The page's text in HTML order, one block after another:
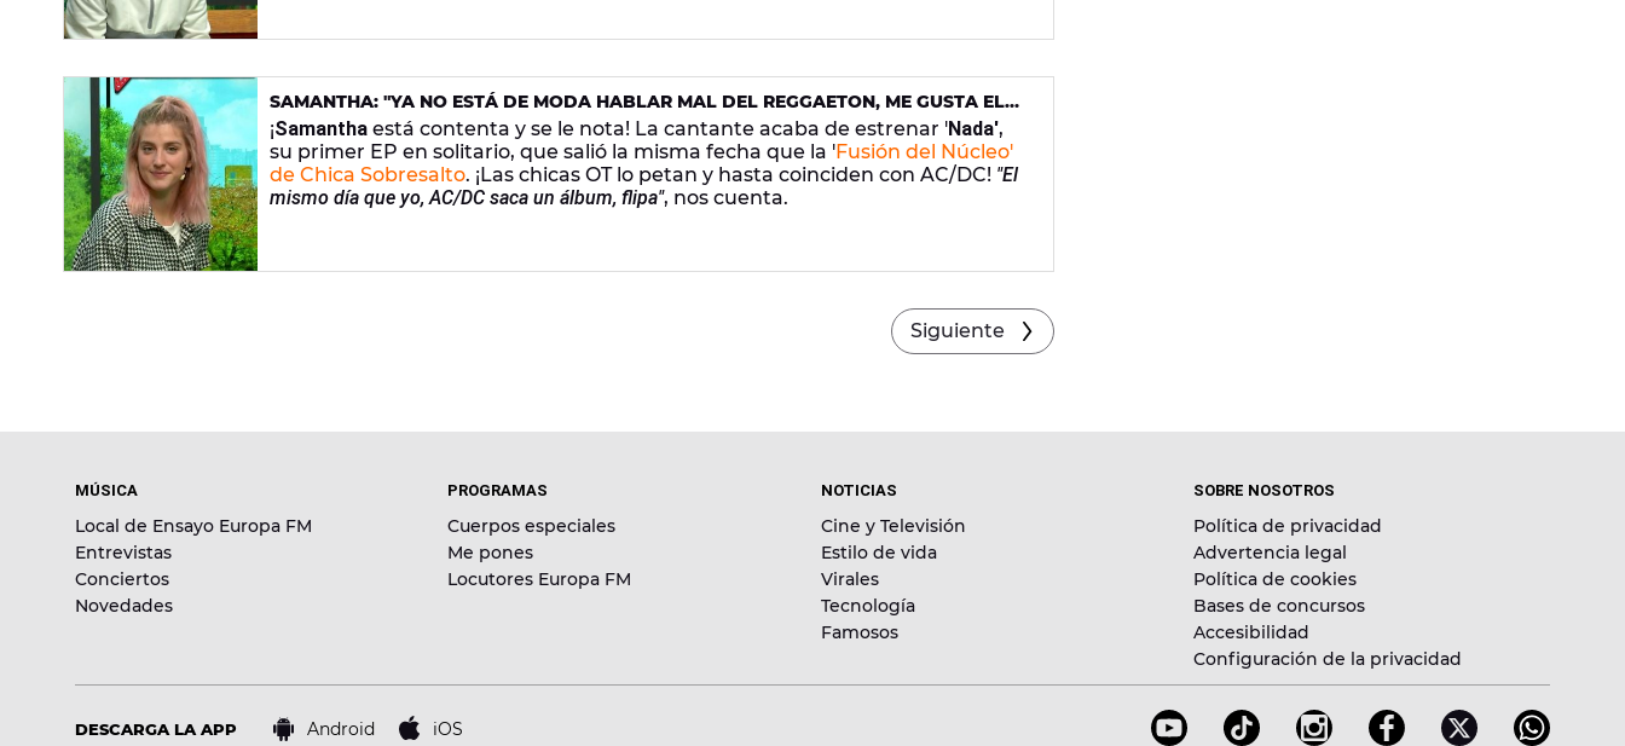
SAMANTHA: "YA NO ESTÁ DE MODA HABLAR MAL DEL REGGAETON, ME GUSTA EL
PERREO PERO ESTOY MÁS CÓMODA CANTANDO MELÓDICO"
¡Samantha está contenta y se le nota! La cantante acaba de estrenar 'Nada',
su primer EP en solitario, que salió la misma fecha que la 'Fusión del Núcleo'
de Chica Sobresalto. ¡Las chicas OT lo petan y hasta coinciden con AC/DC! "El
mismo día que yo, AC/DC saca un álbum, flipa", nos cuenta.
Siguiente
MÚSICA
Local de Ensayo Europa FM
Entrevistas
Conciertos
Novedades
PROGRAMAS
Cuerpos especiales
Me pones
Locutores Europa FM
NOTICIAS
Cine y Televisión
Estilo de vida
Virales
Tecnología
Famosos
SOBRE NOSOTROS
Política de privacidad
Advertencia legal
Política de cookies
Bases de concursos
Accesibilidad
Configuración de la privacidad
DESCARGA LA APP Android iOS